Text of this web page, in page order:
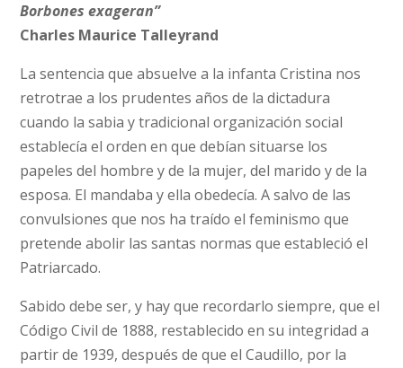
Borbones exageran”
Charles Maurice Talleyrand
La sentencia que absuelve a la infanta Cristina nos
retrotrae a los prudentes años de la dictadura
cuando la sabia y tradicional organización social
establecía el orden en que debían situarse los
papeles del hombre y de la mujer, del marido y de la
esposa. El mandaba y ella obedecía. A salvo de las
convulsiones que nos ha traído el feminismo que
pretende abolir las santas normas que estableció el
Patriarcado.
Sabido debe ser, y hay que recordarlo siempre, que el
Código Civil de 1888, restablecido en su integridad a
partir de 1939, después de que el Caudillo, por la